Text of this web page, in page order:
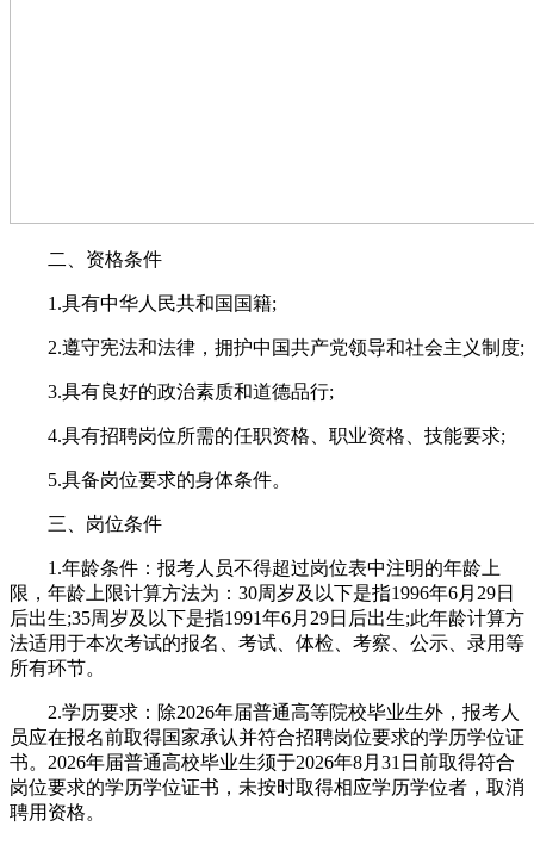
二、资格条件
1.具有中华人民共和国国籍;
2.遵守宪法和法律，拥护中国共产党领导和社会主义制度;
3.具有良好的政治素质和道德品行;
4.具有招聘岗位所需的任职资格、职业资格、技能要求;
5.具备岗位要求的身体条件。
三、岗位条件
1.年龄条件：报考人员不得超过岗位表中注明的年龄上
限，年龄上限计算方法为：30周岁及以下是指1996年6月29日
后出生;35周岁及以下是指1991年6月29日后出生;此年龄计算方
法适用于本次考试的报名、考试、体检、考察、公示、录用等
所有环节。
2.学历要求：除2026年届普通高等院校毕业生外，报考人
员应在报名前取得国家承认并符合招聘岗位要求的学历学位证
书。2026年届普通高校毕业生须于2026年8月31日前取得符合
岗位要求的学历学位证书，未按时取得相应学历学位者，取消
聘用资格。